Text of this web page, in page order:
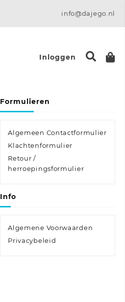
info@dajego.nl
Inloggen
Formulieren
Algemeen Contactformulier
Klachtenformulier
Retour /
herroepingsformulier
Info
Algemene Voorwaarden
Privacybeleid